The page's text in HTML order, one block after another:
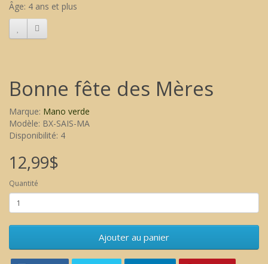
Âge: 4 ans et plus
Bonne fête des Mères
Marque: Mano verde
Modèle: BX-SAIS-MA
Disponibilité: 4
12,99$
Quantité
Ajouter au panier